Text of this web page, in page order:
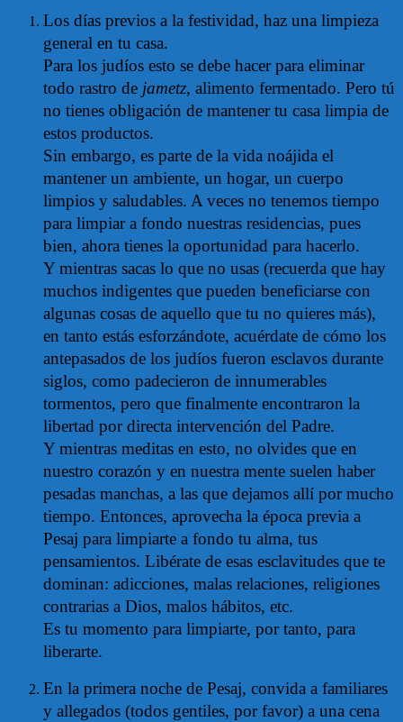
Los días previos a la festividad, haz una limpieza
general en tu casa.
Para los judíos esto se debe hacer para eliminar
todo rastro de jametz, alimento fermentado. Pero tú
no tienes obligación de mantener tu casa limpia de
estos productos.
Sin embargo, es parte de la vida noájida el
mantener un ambiente, un hogar, un cuerpo
limpios y saludables. A veces no tenemos tiempo
para limpiar a fondo nuestras residencias, pues
bien, ahora tienes la oportunidad para hacerlo.
Y mientras sacas lo que no usas (recuerda que hay
muchos indigentes que pueden beneficiarse con
algunas cosas de aquello que tu no quieres más),
en tanto estás esforzándote, acuérdate de cómo los
antepasados de los judíos fueron esclavos durante
siglos, como padecieron de innumerables
tormentos, pero que finalmente encontraron la
libertad por directa intervención del Padre.
Y mientras meditas en esto, no olvides que en
nuestro corazón y en nuestra mente suelen haber
pesadas manchas, a las que dejamos allí por mucho
tiempo. Entonces, aprovecha la época previa a
Pesaj para limpiarte a fondo tu alma, tus
pensamientos. Libérate de esas esclavitudes que te
dominan: adicciones, malas relaciones, religiones
contrarias a Dios, malos hábitos, etc.
Es tu momento para limpiarte, por tanto, para
liberarte.
En la primera noche de Pesaj, convida a familiares
y allegados (todos gentiles, por favor) a una cena